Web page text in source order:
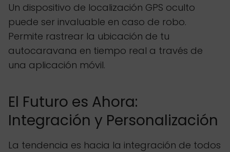
Un dispositivo de localización GPS oculto
puede ser invaluable en caso de robo.
Permite rastrear la ubicación de tu
autocaravana en tiempo real a través de
una aplicación móvil.
El Futuro es Ahora:
Integración y Personalización
La tendencia es hacia la integración de todos